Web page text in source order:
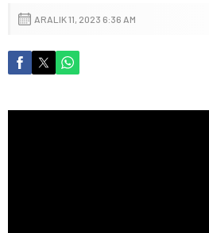
ARALIK 11, 2023 6:36 AM